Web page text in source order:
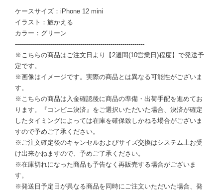
ケースサイズ：iPhone 12 mini
イラスト：旅かえる
カラー：グリーン
-----------------------------------------------------------------
※こちらの商品はご注文日より【2週間(10営業日)程度】で発送予
定です。
※画像はイメージです。実際の商品とは異なる可能性がございま
す。
※こちらの商品は入金確認後に商品の準備・出荷手配を進めてお
ります。『コンビニ決済』をご選択いただいた場合、決済が確定
したタイミングによっては在庫を確保致しかねる場合がございま
すので予めご了承ください。
※ご注文確定後のキャンセルおよびサイズ交換はシステム上お受
け出来かねますので、予めご了承ください。
※在庫切れになった商品も予告なく再販売する場合がございま
す。
※発送日予定日が異なる商品を同時にご注文いただいた場合、発